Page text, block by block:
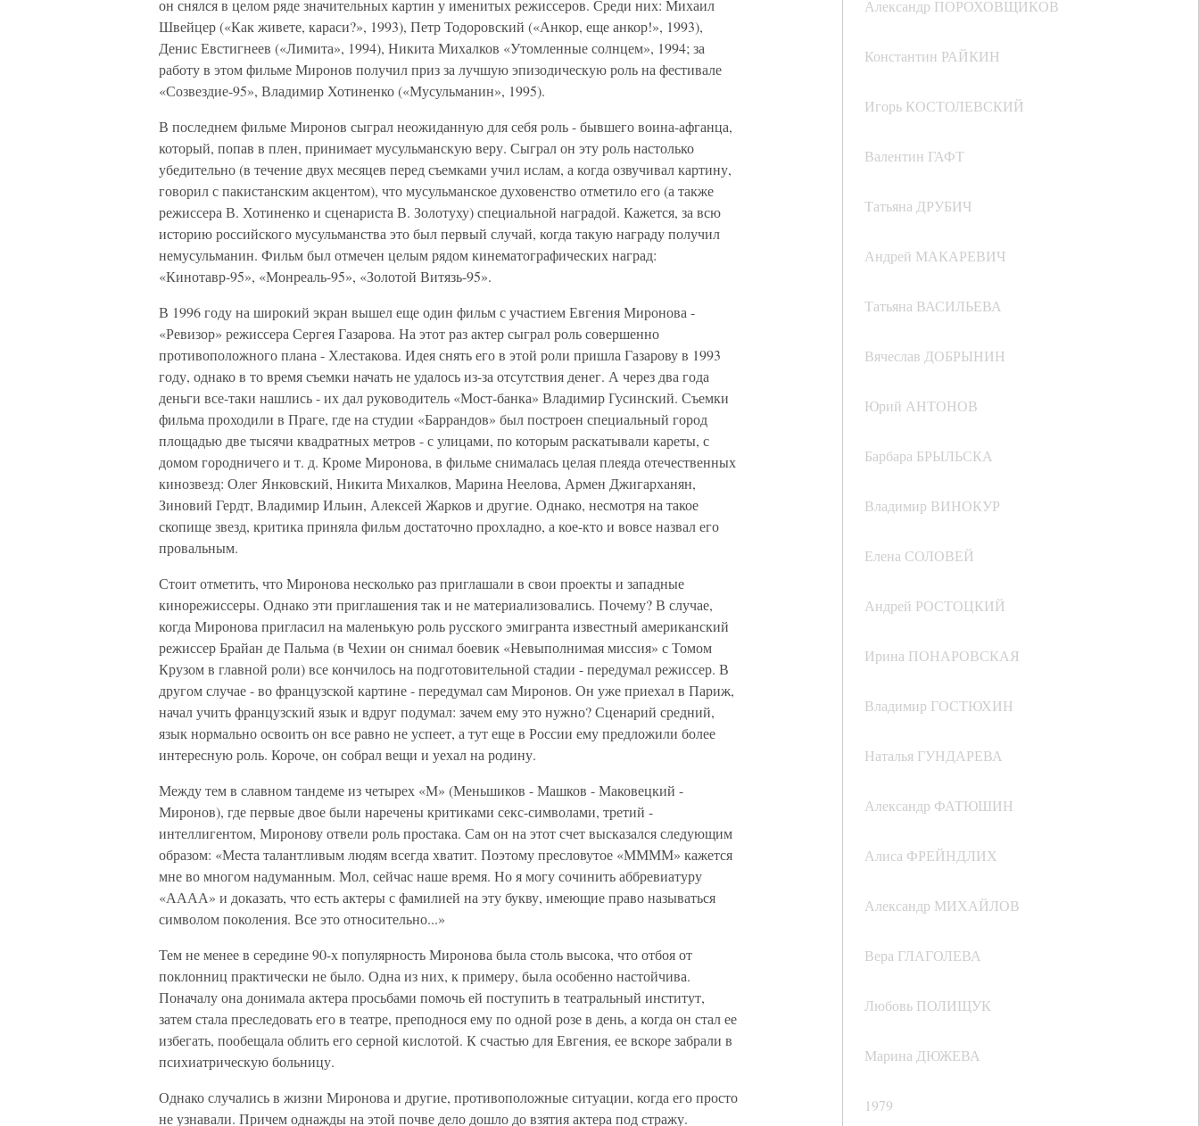
Александр ПОРОХОВЩИКОВ
Константин РАЙКИН
Игорь КОСТОЛЕВСКИЙ
Валентин ГАФТ
Татьяна ДРУБИЧ
Андрей МАКАРЕВИЧ
Татьяна ВАСИЛЬЕВА
Вячеслав ДОБРЫНИН
Юрий АНТОНОВ
Барбара БРЫЛЬСКА
Владимир ВИНОКУР
Елена СОЛОВЕЙ
Андрей РОСТОЦКИЙ
Ирина ПОНАРОВСКАЯ
Владимир ГОСТЮХИН
Наталья ГУНДАРЕВА
Александр ФАТЮШИН
Алиса ФРЕЙНДЛИХ
Александр МИХАЙЛОВ
Вера ГЛАГОЛЕВА
Любовь ПОЛИЩУК
Марина ДЮЖЕВА
1979
он снялся в целом ряде значительных картин у именитых режиссеров. Среди них: Михаил
Швейцер («Как живете, караси?», 1993), Петр Тодоровский («Анкор, еще анкор!», 1993),
Денис Евстигнеев («Лимита», 1994), Никита Михалков «Утомленные солнцем», 1994; за
работу в этом фильме Миронов получил приз за лучшую эпизодическую роль на фестивале
«Созвездие-95», Владимир Хотиненко («Мусульманин», 1995).
В последнем фильме Миронов сыграл неожиданную для себя роль - бывшего воина-афганца,
который, попав в плен, принимает мусульманскую веру. Сыграл он эту роль настолько
убедительно (в течение двух месяцев перед съемками учил ислам, а когда озвучивал картину,
говорил с пакистанским акцентом), что мусульманское духовенство отметило его (а также
режиссера В. Хотиненко и сценариста В. Золотуху) специальной наградой. Кажется, за всю
историю российского мусульманства это был первый случай, когда такую награду получил
немусульманин. Фильм был отмечен целым рядом кинематографических наград:
«Кинотавр-95», «Монреаль-95», «Золотой Витязь-95».
В 1996 году на широкий экран вышел еще один фильм с участием Евгения Миронова -
«Ревизор» режиссера Сергея Газарова. На этот раз актер сыграл роль совершенно
противоположного плана - Хлестакова. Идея снять его в этой роли пришла Газарову в 1993
году, однако в то время съемки начать не удалось из-за отсутствия денег. А через два года
деньги все-таки нашлись - их дал руководитель «Мост-банка» Владимир Гусинский. Съемки
фильма проходили в Праге, где на студии «Баррандов» был построен специальный город
площадью две тысячи квадратных метров - с улицами, по которым раскатывали кареты, с
домом городничего и т. д. Кроме Миронова, в фильме снималась целая плеяда отечественных
кинозвезд: Олег Янковский, Никита Михалков, Марина Неелова, Армен Джигарханян,
Зиновий Гердт, Владимир Ильин, Алексей Жарков и другие. Однако, несмотря на такое
скопище звезд, критика приняла фильм достаточно прохладно, а кое-кто и вовсе назвал его
провальным.
Стоит отметить, что Миронова несколько раз приглашали в свои проекты и западные
кинорежиссеры. Однако эти приглашения так и не материализовались. Почему? В случае,
когда Миронова пригласил на маленькую роль русского эмигранта известный американский
режиссер Брайан де Пальма (в Чехии он снимал боевик «Невыполнимая миссия» с Томом
Крузом в главной роли) все кончилось на подготовительной стадии - передумал режиссер. В
другом случае - во французской картине - передумал сам Миронов. Он уже приехал в Париж,
начал учить французский язык и вдруг подумал: зачем ему это нужно? Сценарий средний,
язык нормально освоить он все равно не успеет, а тут еще в России ему предложили более
интересную роль. Короче, он собрал вещи и уехал на родину.
Между тем в славном тандеме из четырех «М» (Меньшиков - Машков - Маковецкий -
Миронов), где первые двое были наречены критиками секс-символами, третий -
интеллигентом, Миронову отвели роль простака. Сам он на этот счет высказался следующим
образом: «Места талантливым людям всегда хватит. Поэтому пресловутое «ММММ» кажется
мне во многом надуманным. Мол, сейчас наше время. Но я могу сочинить аббревиатуру
«АААА» и доказать, что есть актеры с фамилией на эту букву, имеющие право называться
символом поколения. Все это относительно...»
Тем не менее в середине 90-х популярность Миронова была столь высока, что отбоя от
поклонниц практически не было. Одна из них, к примеру, была особенно настойчива.
Поначалу она донимала актера просьбами помочь ей поступить в театральный институт,
затем стала преследовать его в театре, преподнося ему по одной розе в день, а когда он стал ее
избегать, пообещала облить его серной кислотой. К счастью для Евгения, ее вскоре забрали в
психиатрическую больницу.
Однако случались в жизни Миронова и другие, противоположные ситуации, когда его просто
не узнавали. Причем однажды на этой почве дело дошло до взятия актера под стражу.